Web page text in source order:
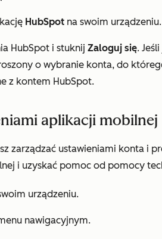
HubSpot na swoim urządzeniu.
HubSpot i stuknij Zaloguj się.
o wybranie konta, do
z kontem HubSpot.
aplikacji mobilnej
zarządzać ustawieniami konta i
i uzyskać pomoc od pomocy
urządzeniu.
nawigacyjnym.